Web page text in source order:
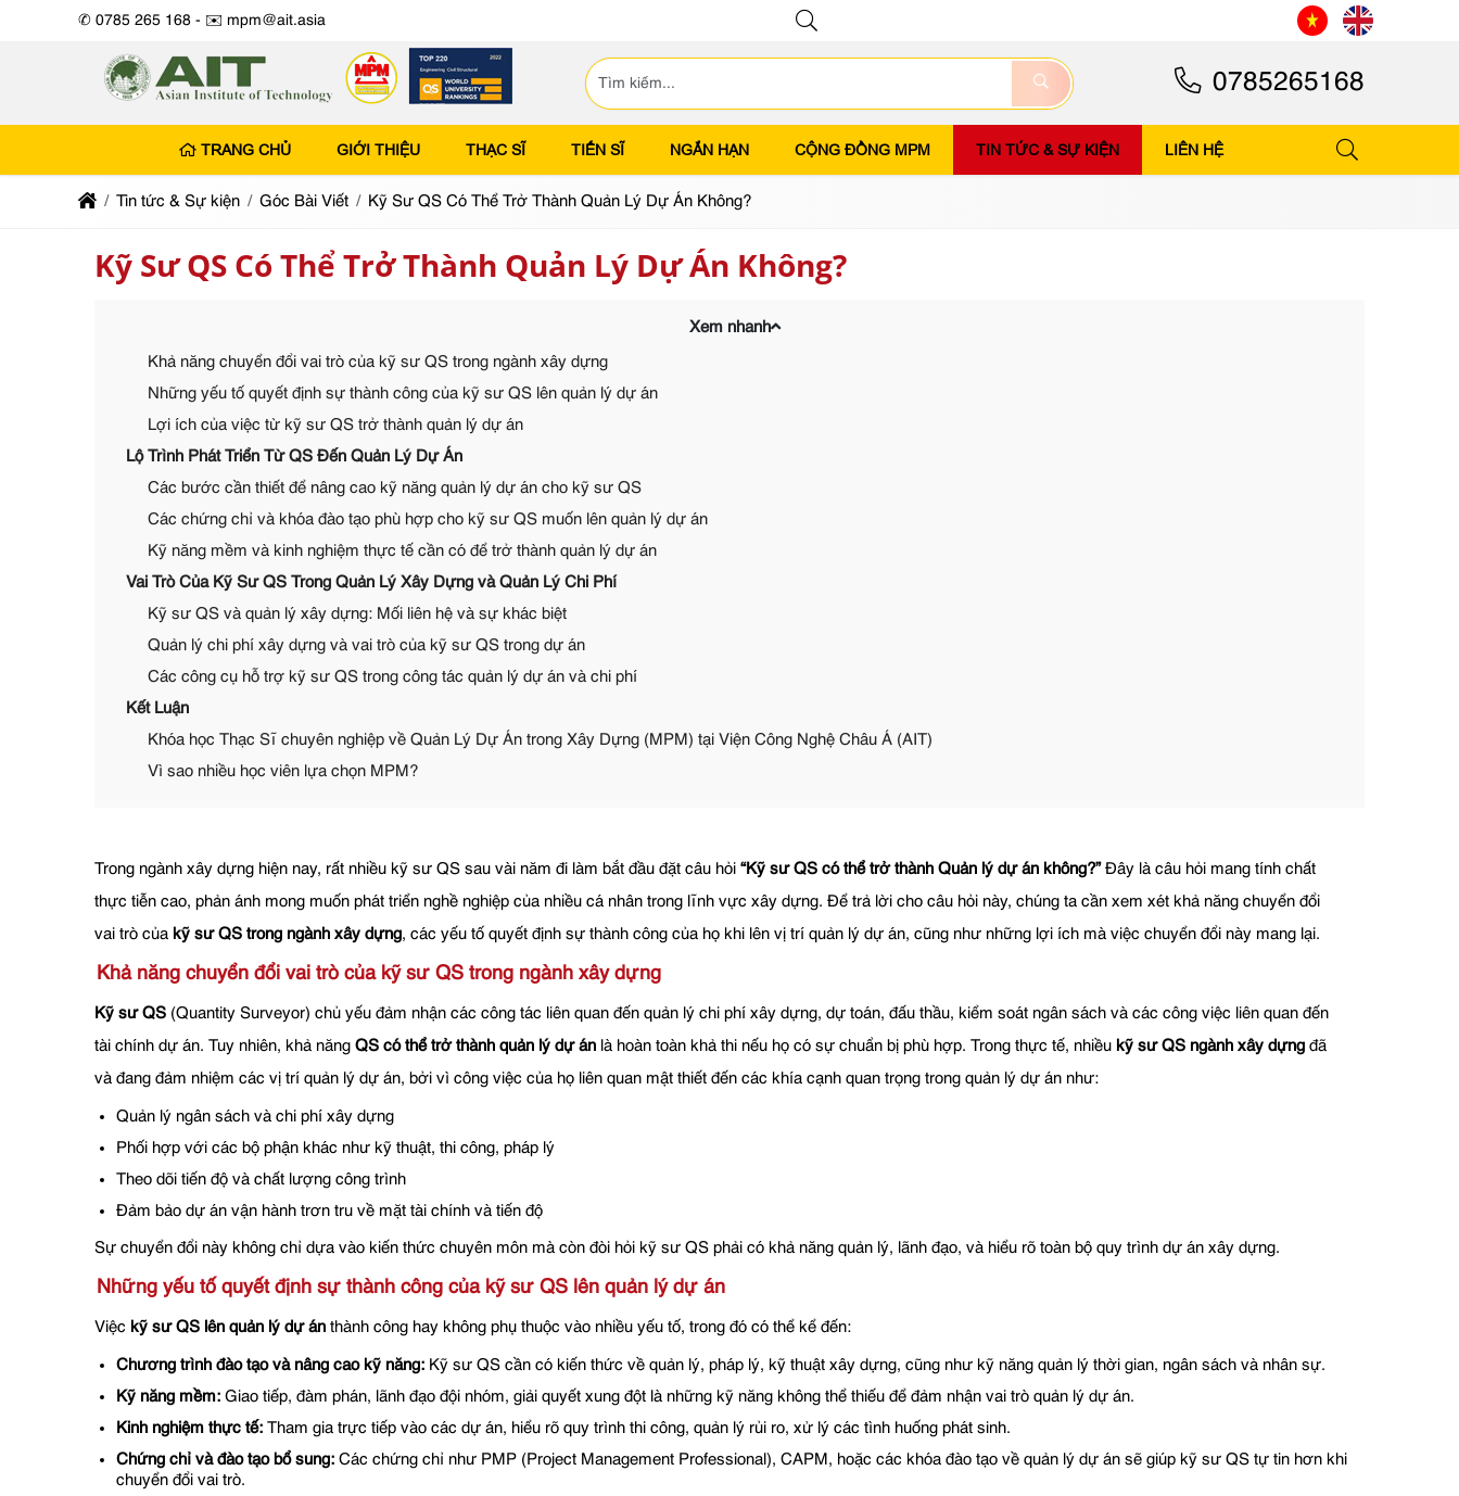
✆ 0785 265 168 - ✉️ mpm@ait.asia
0785265168
TRANG CHỦ GIỚI THIỆU THẠC SĨ TIẾN SĨ NGẮN HẠN CỘNG ĐỒNG MPM TIN TỨC & SỰ KIỆN LIÊN HỆ
Tin tức & Sự kiện Góc Bài Viết Kỹ Sư QS Có Thể Trở Thành Quản Lý Dự Án Không?
Kỹ Sư QS Có Thể Trở Thành Quản Lý Dự Án Không?
Xem nhanh
Khả năng chuyển đổi vai trò của kỹ sư QS trong ngành xây dựng
Những yếu tố quyết định sự thành công của kỹ sư QS lên quản lý dự án
Lợi ích của việc từ kỹ sư QS trở thành quản lý dự án
Lộ Trình Phát Triển Từ QS Đến Quản Lý Dự Án
Các bước cần thiết để nâng cao kỹ năng quản lý dự án cho kỹ sư QS
Các chứng chỉ và khóa đào tạo phù hợp cho kỹ sư QS muốn lên quản lý dự án
Kỹ năng mềm và kinh nghiệm thực tế cần có để trở thành quản lý dự án
Vai Trò Của Kỹ Sư QS Trong Quản Lý Xây Dựng và Quản Lý Chi Phí
Kỹ sư QS và quản lý xây dựng: Mối liên hệ và sự khác biệt
Quản lý chi phí xây dựng và vai trò của kỹ sư QS trong dự án
Các công cụ hỗ trợ kỹ sư QS trong công tác quản lý dự án và chi phí
Kết Luận
Khóa học Thạc Sĩ chuyên nghiệp về Quản Lý Dự Án trong Xây Dựng (MPM) tại Viện Công Nghệ Châu Á (AIT)
Vì sao nhiều học viên lựa chọn MPM?
Trong ngành xây dựng hiện nay, rất nhiều kỹ sư QS sau vài năm đi làm bắt đầu đặt câu hỏi “Kỹ sư QS có thể trở thành Quản lý dự án không?”Đây là câu hỏi mang tính chất
thực tiễn cao, phản ánh mong muốn phát triển nghề nghiệp của nhiều cá nhân trong lĩnh vực xây dựng. Để trả lời cho câu hỏi này, chúng ta cần xem xét khả năng chuyển đổi
vai trò của kỹ sư QS trong ngành xây dựng, các yếu tố quyết định sự thành công của họ khi lên vị trí quản lý dự án, cũng như những lợi ích mà việc chuyển đổi này mang lại.
Khả năng chuyển đổi vai trò của kỹ sư QS trong ngành xây dựng
Kỹ sư QS (Quantity Surveyor) chủ yếu đảm nhận các công tác liên quan đến quản lý chi phí xây dựng, dự toán, đấu thầu, kiểm soát ngân sách và các công việc liên quan đến
tài chính dự án. Tuy nhiên, khả năng QS có thể trở thành quản lý dự án là hoàn toàn khả thi nếu họ có sự chuẩn bị phù hợp. Trong thực tế, nhiều kỹ sư QS ngành xây dựng đã
và đang đảm nhiệm các vị trí quản lý dự án, bởi vì công việc của họ liên quan mật thiết đến các khía cạnh quan trọng trong quản lý dự án như:
Quản lý ngân sách và chi phí xây dựng
Phối hợp với các bộ phận khác như kỹ thuật, thi công, pháp lý
Theo dõi tiến độ và chất lượng công trình
Đảm bảo dự án vận hành trơn tru về mặt tài chính và tiến độ
Sự chuyển đổi này không chỉ dựa vào kiến thức chuyên môn mà còn đòi hỏi kỹ sư QS phải có khả năng quản lý, lãnh đạo, và hiểu rõ toàn bộ quy trình dự án xây dựng.
Những yếu tố quyết định sự thành công của kỹ sư QS lên quản lý dự án
Việc kỹ sư QS lên quản lý dự án thành công hay không phụ thuộc vào nhiều yếu tố, trong đó có thể kể đến:
Chương trình đào tạo và nâng cao kỹ năng: Kỹ sư QS cần có kiến thức về quản lý, pháp lý, kỹ thuật xây dựng, cũng như kỹ năng quản lý thời gian, ngân sách và nhân sự.
Kỹ năng mềm: Giao tiếp, đàm phán, lãnh đạo đội nhóm, giải quyết xung đột là những kỹ năng không thể thiếu để đảm nhận vai trò quản lý dự án.
Kinh nghiệm thực tế: Tham gia trực tiếp vào các dự án, hiểu rõ quy trình thi công, quản lý rủi ro, xử lý các tình huống phát sinh.
Chứng chỉ và đào tạo bổ sung: Các chứng chỉ như PMP (Project Management Professional), CAPM, hoặc các khóa đào tạo về quản lý dự án sẽ giúp kỹ sư QS tự tin hơn khi
chuyển đổi vai trò.